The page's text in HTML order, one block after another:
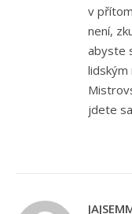
v
není,
abyste
lidským
jdete